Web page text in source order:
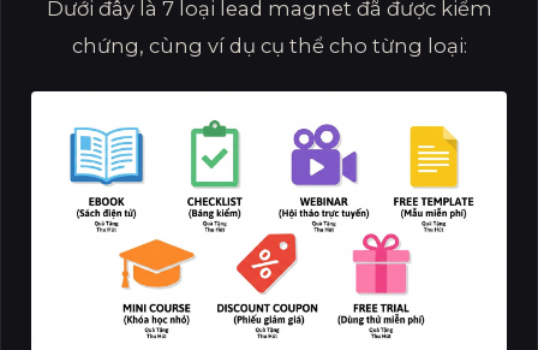
Dưới đây là 7 loại lead magnet đã được kiểm
chứng, cùng ví dụ cụ thể cho từng loại: